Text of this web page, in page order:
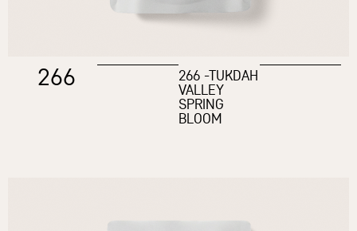
266 266 -TUKDAH
VALLEY
SPRING
BLOOM